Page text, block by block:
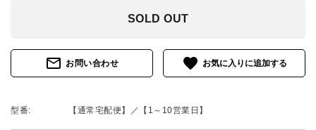
SOLD OUT
mail_outline お問い合わせ favorite
型番: 【通常宅配便】／【1～10営業日】